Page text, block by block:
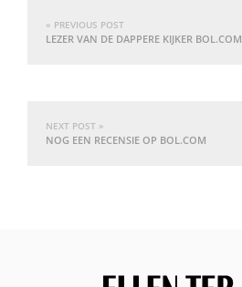
« PREVIOUS POST
LEZER VAN DE DAPPERE KIJKER BOL.COM
NEXT POST »
NOG EEN RECENSIE OP BOL.COM